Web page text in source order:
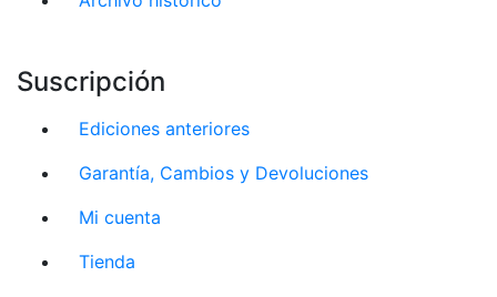
Suscripción
Ediciones anteriores
Garantía, Cambios y Devoluciones
Mi cuenta
Tienda